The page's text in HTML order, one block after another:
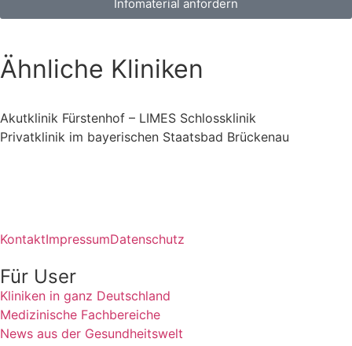
Infomaterial anfordern
Ähnliche Kliniken
Akutklinik Fürstenhof – LIMES Schlossklinik
Privatklinik im bayerischen Staatsbad Brückenau
KontaktImpressumDatenschutz
Für User
Kliniken in ganz Deutschland
Medizinische Fachbereiche
News aus der Gesundheitswelt